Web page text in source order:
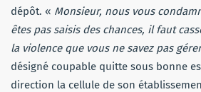
dépôt. « Monsieur, nous vous
êtes pas saisis des chances, il faut
la violence que vous ne savez pas
désigné coupable quitte sous bonne
direction la cellule de son